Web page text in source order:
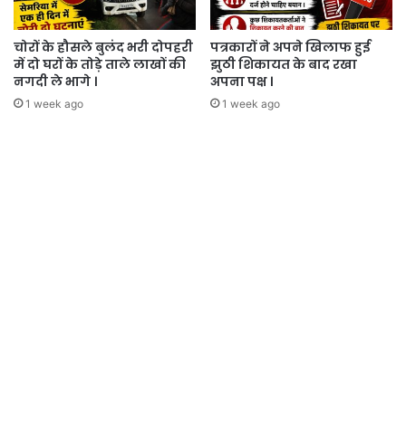
चोरों के हौसले बुलंद भरी दोपहरी
में दो घरों के तोड़े ताले लाखों की
नगदी ले भागे ।
1 week ago
पत्रकारों ने अपने खिलाफ हुई
झुठी शिकायत के बाद रखा
अपना पक्ष ।
1 week ago